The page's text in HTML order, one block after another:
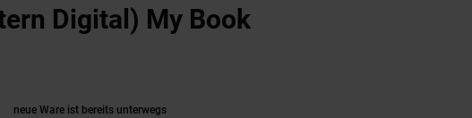
Digital) My Book
neue Ware ist bereits unterwegs